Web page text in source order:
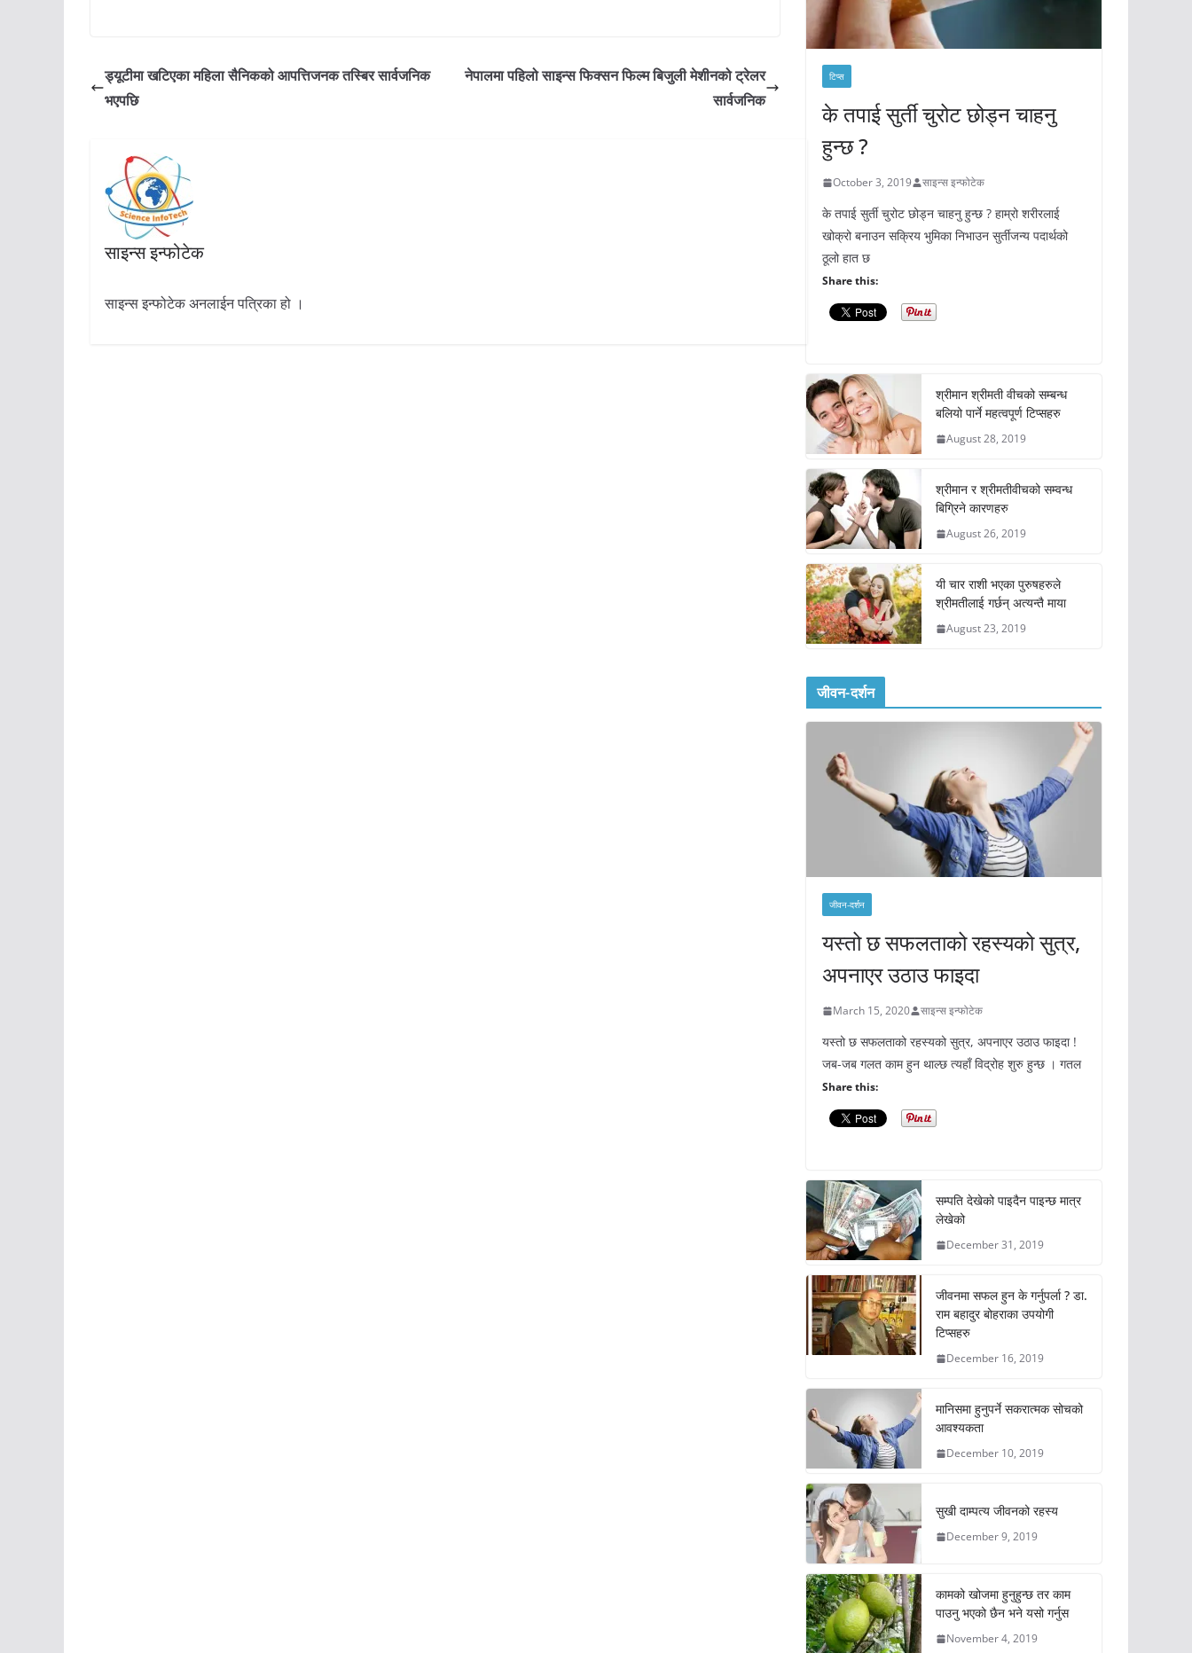
ड्यूटीमा खटिएका महिला सैनिकको आपत्तिजनक तस्बिर सार्वजनिक
भएपछि
नेपालमा पहिलो साइन्स फिक्सन फिल्म बिजुली मेशीनको ट्रेलर
सार्वजनिक
साइन्स इन्फोटेक
साइन्स इन्फोटेक अनलाईन पत्रिका हो ।
टिप्स
के तपाई सुर्ती चुरोट छोड्न चाहनु
हुन्छ ?
October 3, 2019 साइन्स इन्फोटेक
के तपाई सुर्ती चुरोट छोड्न चाहनु हुन्छ ? हाम्रो शरीरलाई
खोक्रो बनाउन सक्रिय भुमिका निभाउन सुर्तीजन्य पदार्थको
ठूलो हात छ
Share this:
श्रीमान श्रीमती वीचको सम्बन्ध
बलियो पार्ने महत्वपूर्ण टिप्सहरु
August 28, 2019
श्रीमान र श्रीमतीवीचको सम्वन्ध
बिग्रिने कारणहरु
August 26, 2019
यी चार राशी भएका पुरुषहरुले
श्रीमतीलाई गर्छन् अत्यन्तै माया
August 23, 2019
जीवन-दर्शन
जीवन-दर्शन
यस्तो छ सफलताको रहस्यको सुत्र,
अपनाएर उठाउ फाइदा
March 15, 2020 साइन्स इन्फोटेक
यस्तो छ सफलताको रहस्यको सुत्र, अपनाएर उठाउ फाइदा !
जब-जब गलत काम हुन थाल्छ त्यहाँ विद्रोह शुरु हुन्छ । गतल
Share this:
सम्पति देखेको पाइदैन पाइन्छ मात्र
लेखेको
December 31, 2019
जीवनमा सफल हुन के गर्नुपर्ला ? डा.
राम बहादुर बोहराका उपयोगी
टिप्सहरु
December 16, 2019
मानिसमा हुनुपर्ने सकरात्मक सोचको
आवश्यकता
December 10, 2019
सुखी दाम्पत्य जीवनको रहस्य
December 9, 2019
कामको खोजमा हुनुहुन्छ तर काम
पाउनु भएको छैन भने यसो गर्नुस
November 4, 2019